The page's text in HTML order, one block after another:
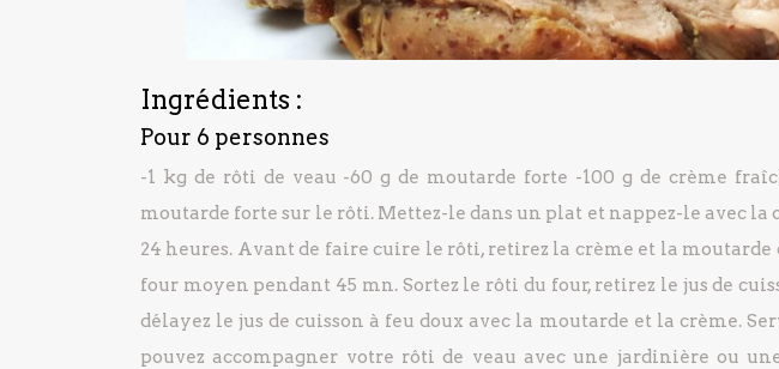
Ingrédients :
Pour 6 personnes
-1 kg de rôti de veau -60 g de moutarde forte -100 g de crème
moutarde forte sur le rôti. Mettez-le dans un plat et nappez-le avec la
24 heures. Avant de faire cuire le rôti, retirez la crème et la moutarde
four moyen pendant 45 mn.Sortez le rôti du four, retirez le jus de
délayez le jus de cuisson à feu doux avec la moutarde et la crème.
pouvez accompagner votre rôti de veau avec une jardinière ou